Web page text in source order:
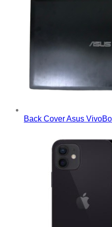
Back Cover Asus